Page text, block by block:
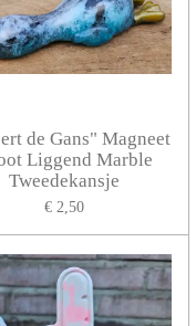
de Gans" Magneet
Liggend Marble
Tweedekansje
€ 2,50